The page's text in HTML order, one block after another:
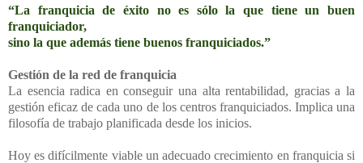
“La franquicia de éxito no es sólo la que tiene un buen
franquiciador,
sino la que además tiene buenos franquiciados.”
Gestión de la red de franquicia
La esencia radica en conseguir una alta rentabilidad, gracias a la
gestión eficaz de cada uno de los centros franquiciados. Implica una
filosofía de trabajo planificada desde los inicios.
Hoy es difícilmente viable un adecuado crecimiento en franquicia si